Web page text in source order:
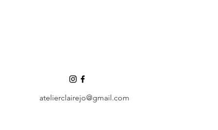
atelierclairejo@gmail.com